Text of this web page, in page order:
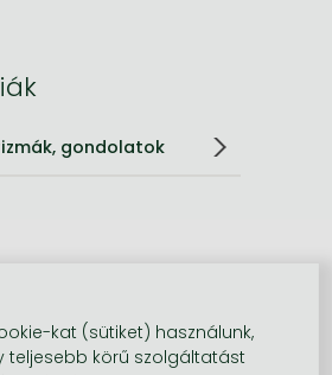
gondolatok
kat (sütiket) használunk,
teljesebb körű szolgáltatást